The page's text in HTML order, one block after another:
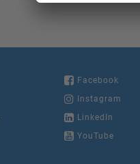
Facebook
Instagram
LinkedIn
YouTube